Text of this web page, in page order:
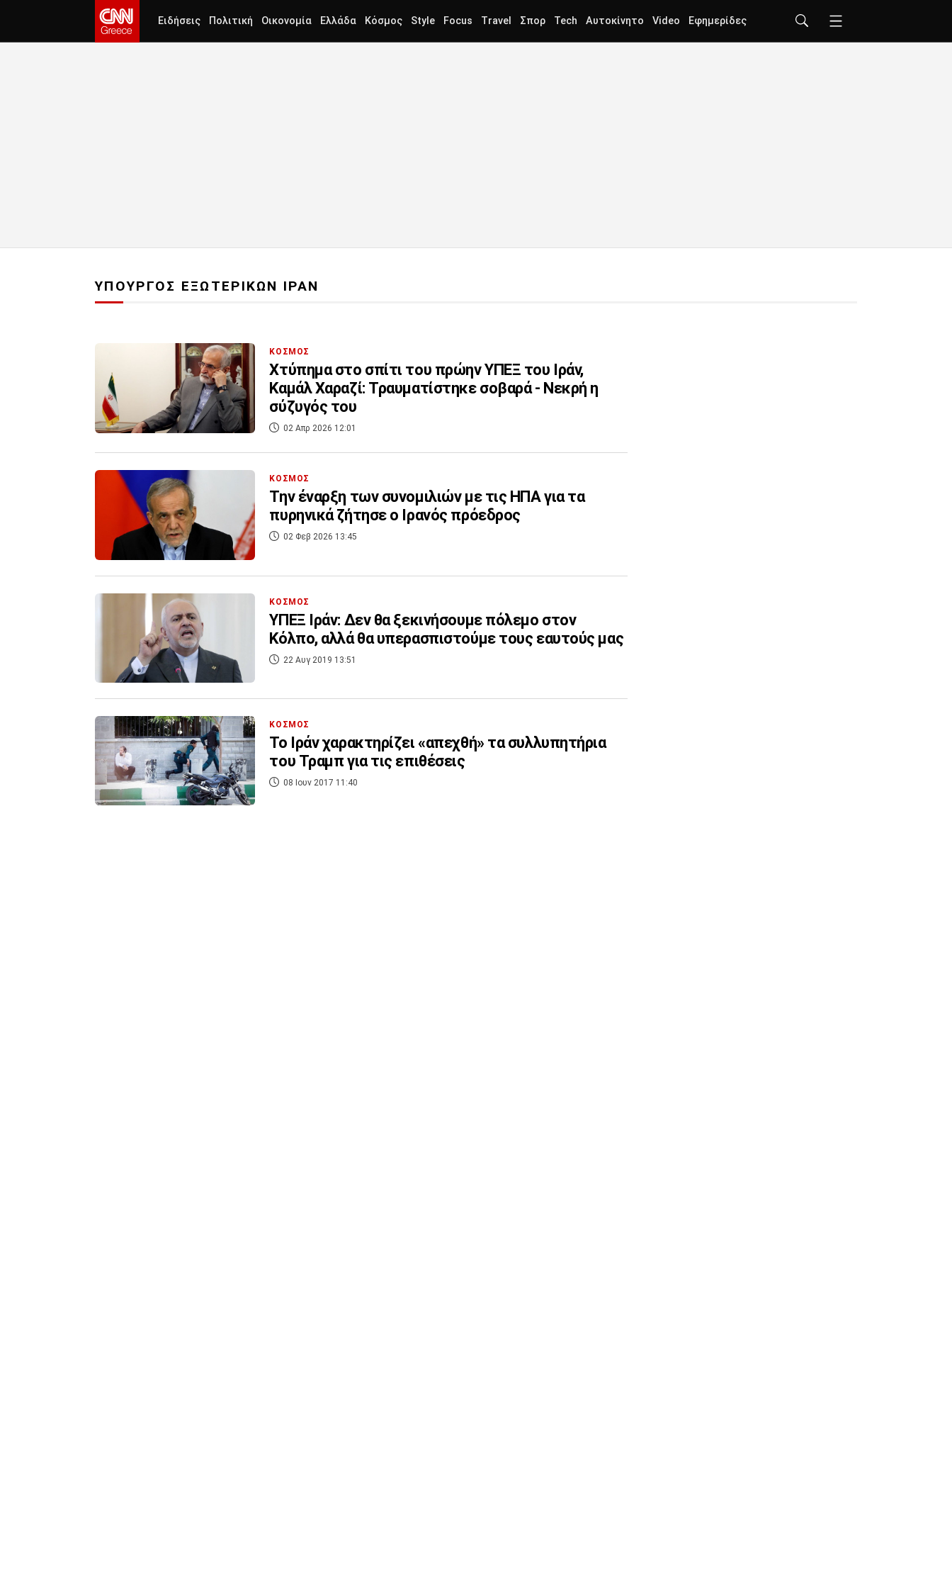
Ειδήσεις Πολιτική Οικονομία Ελλάδα Κόσμος Style Focus Travel Σπορ Tech Αυτοκίνητο Video Εφημερίδες
ΥΠΟΥΡΓΟΣ ΕΞΩΤΕΡΙΚΩΝ ΙΡΑΝ
ΚΟΣΜΟΣ
Χτύπημα στο σπίτι του πρώην ΥΠΕΞ του Ιράν,
Καμάλ Χαραζί: Τραυματίστηκε σοβαρά - Νεκρή η
σύζυγός του
02 Απρ 2026 12:01
ΚΟΣΜΟΣ
Την έναρξη των συνομιλιών με τις ΗΠΑ για τα
πυρηνικά ζήτησε ο Ιρανός πρόεδρος
02 Φεβ 2026 13:45
ΚΟΣΜΟΣ
ΥΠΕΞ Ιράν: Δεν θα ξεκινήσουμε πόλεμο στον
Κόλπο, αλλά θα υπερασπιστούμε τους εαυτούς μας
22 Αυγ 2019 13:51
ΚΟΣΜΟΣ
Το Ιράν χαρακτηρίζει «απεχθή» τα συλλυπητήρια
του Τραμπ για τις επιθέσεις
08 Ιουν 2017 11:40